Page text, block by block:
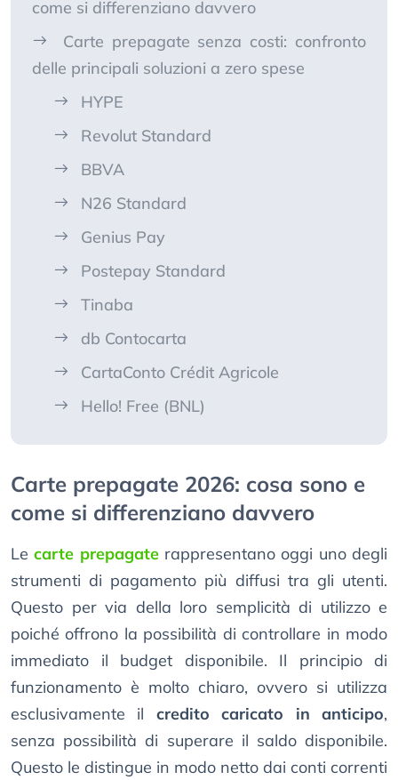
come si differenziano davvero
Carte prepagate senza costi: confronto
delle principali soluzioni a zero spese
HYPE
Revolut Standard
BBVA
N26 Standard
Genius Pay
Postepay Standard
Tinaba
db Contocarta
CartaConto Crédit Agricole
Hello! Free (BNL)
Carte prepagate 2026: cosa sono e
come si differenziano davvero
Lecarte prepagaterappresentano oggi uno degli
strumenti di pagamento più diffusi tra gli utenti.
Questo per via della loro semplicità di utilizzo e
poiché offrono la possibilità di controllare in modo
immediato il budget disponibile. Il principio di
funzionamento è molto chiaro, ovvero si utilizza
esclusivamente il credito caricato in anticipo,
senza possibilità di superare il saldo disponibile.
Questo le distingue in modo netto dai conti correnti